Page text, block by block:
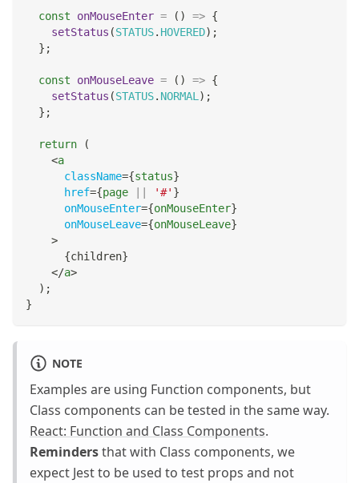
const onMouseEnter = ( ) => {
setStatus (STATUS. HOVERED) ;
} ;
const onMouseLeave = ( ) => {
setStatus (STATUS. NORMAL) ;
} ;
return
(
<a
className={status}
href={page '#' }
onMouseEnter={onMouseEnter}
onMouseLeave={onMouseLeave}
>
{children}
</a>
) ;
}
NOTE
Examples are using Function components, but
Class components can be tested in the same way.
React: Function and Class Components.
Remindersthat with Class components, we
expect Jest to be used to test props and not